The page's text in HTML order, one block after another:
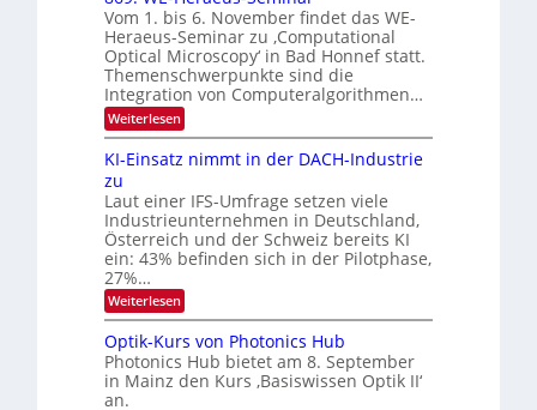
n
d
B
i
l
d
v
r
a
r
b
e
i
t
u
n
d
e
n
k
t
o
s
e
n
s
m
e
l
d
e
t
a
r
k
s
W
a
c
h
s
t
Vom 1. bis 6. November findet das WE-
Heraeus-Seminar zu ‚Computational
Optical Microscopy‘ in Bad Honnef statt.
Themenschwerpunkte sind die
Integration von Computeralgorithmen…
Weiterlesen:
8
9
W
E
-
H
e
a
e
u
s
-
S
KI-Einsatz nimmt in der DACH-Industrie
zu
Laut einer IFS-Umfrage setzen viele
Industrieunternehmen in Deutschland,
Österreich und der Schweiz bereits KI
ein: 43% befinden sich in der Pilotphase,
27%…
Weiterlesen:
K
-
E
i
Optik-Kurs von Photonics Hub
Photonics Hub bietet am 8. September
in Mainz den Kurs ‚Basiswissen Optik II‘
an.